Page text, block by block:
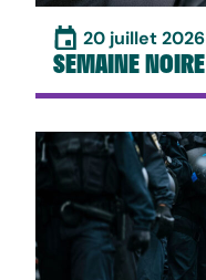
20 juillet 2026
SEMAINE NOIRE